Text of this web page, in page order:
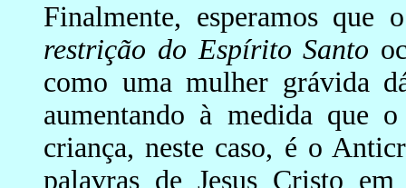
Finalmente, esperamos
restrição do Espírito Santo
como uma mulher grávida
aumentando à medida que
criança, neste caso, é o
palavras de Jesus Cristo